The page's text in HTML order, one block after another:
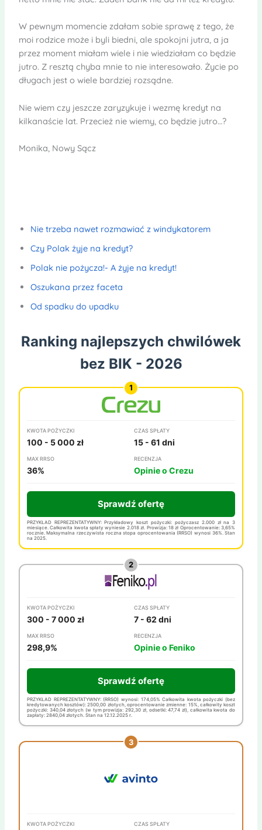
W pewnym momencie zdałam sobie sprawę z tego, że
moi rodzice może i byli biedni, ale spokojni jutra, a ja
przez moment miałam wiele i nie wiedziałam co będzie
jutro. Z resztą chyba mnie to nie interesowało. Życie po
długach jest o wiele bardziej rozsądne.
Nie wiem czy jeszcze zaryzykuje i wezmę kredyt na
kilkanaście lat. Przecież nie wiemy, co będzie jutro…?
Monika, Nowy Sącz
Nie trzeba nawet rozmawiać z windykatorem
Czy Polak żyje na kredyt?
Polak nie pożycza!- A żyje na kredyt!
Oszukana przez faceta
Od spadku do upadku
Ranking najlepszych chwilówek
bez BIK - 2026
KWOTA POŻYCZKI
100 - 5 000 zł
CZAS SPŁATY
15 - 61 dni
MAX RRSO
36%
RECENZJA
Opinie o Crezu
Sprawdź ofertę
PRZYKŁAD REPREZENTATYWNY: Przykładowy koszt pożyczki: pożyczasz 2.000 zł na 3
miesiące. Całkowita kwota spłaty wyniesie 2.018 zł. Prowizja: 18 zł Oprocentowanie: 3,65%
rocznie. Maksymalna rzeczywista roczna stopa oprocentowania (RRSO) wynosi 36%. Stan
na 2025.
KWOTA POŻYCZKI
300 - 7 000 zł
CZAS SPŁATY
7 - 62 dni
MAX RRSO
298,9%
RECENZJA
Opinie o Feniko
Sprawdź ofertę
PRZYKŁAD REPREZENTATYWNY: (RRSO) wynosi: 174,05% Całkowita kwota pożyczki (bez
kredytowanych kosztów): 2500,00 złotych, oprocentowanie zmienne: 15%, całkowity koszt
pożyczki: 340,04 złotych (w tym prowizja: 292,30 zł, odsetki: 47,74 zł), całkowita kwota do
zapłaty: 2840,04 złotych. Stan na 12.12.2025 r.
KWOTA POŻYCZKI CZAS SPŁATY